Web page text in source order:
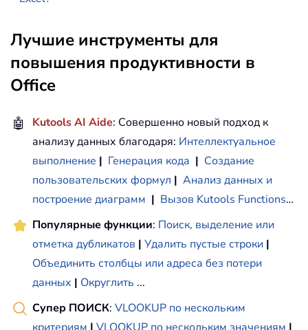
Лучшие инструменты для
повышения продуктивности в
Office
🤖 Kutools AI Aide: Совершенно новый подход к
анализу данных благодаря: Интеллектуальное
выполнение | Генерация кода | Создание
пользовательских формул | Анализ данных и
построение диаграмм | Вызов Kutools Functions…
Популярные функции: Поиск, выделение или
отметка дубликатов | Удалить пустые строки |
Объединить столбцы или адреса без потери
данных | Округлить ...
Супер ПОИСК: VLOOKUP по нескольким
критериям | VLOOKUP по нескольким значениям |